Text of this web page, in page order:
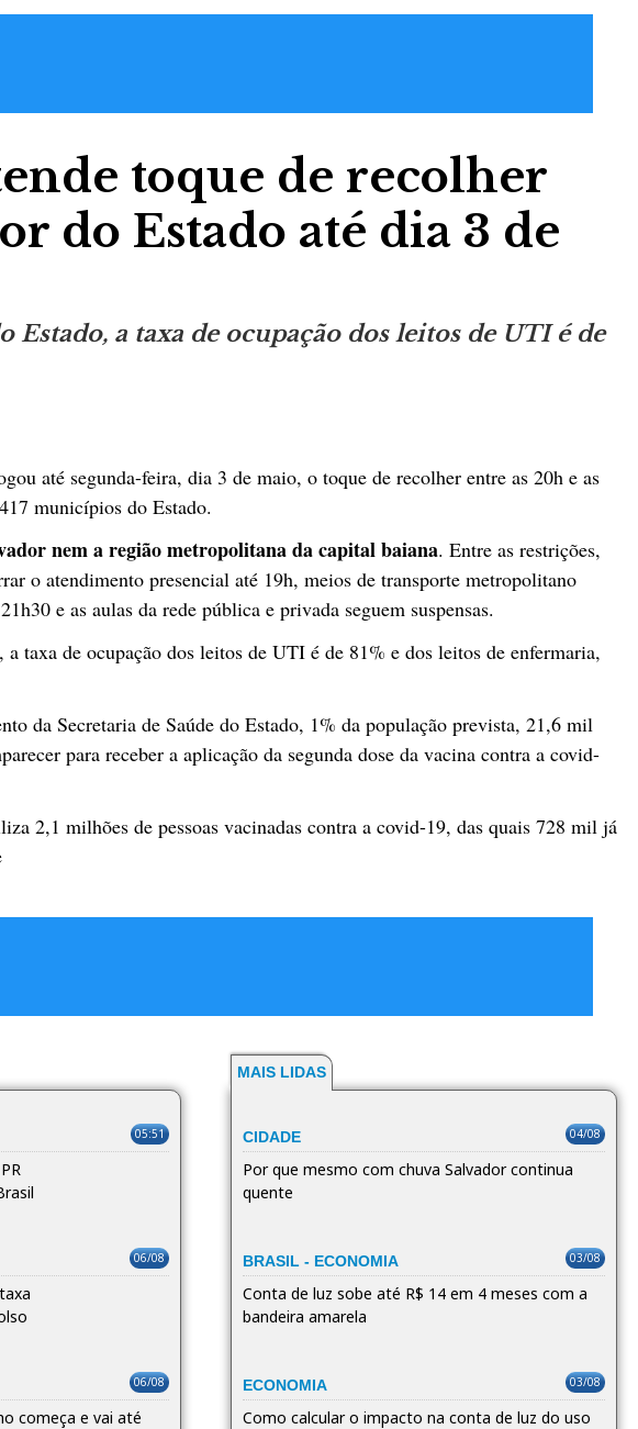
toque de recolher
do Estado até dia 3 de
Estado, a taxa de ocupação dos leitos de UTI é de
até segunda-feira, dia 3 de maio, o toque de recolher entre as 20h e as
municípios do Estado.
nem a região metropolitana da capital baiana. Entre as restrições,
o atendimento presencial até 19h, meios de transporte metropolitano
e as aulas da rede pública e privada seguem suspensas.
a taxa de ocupação dos leitos de UTI é de 81% e dos leitos de enfermaria,
da Secretaria de Saúde do Estado, 1% da população prevista, 21,6 mil
para receber a aplicação da segunda dose da vacina contra a covid-
2,1 milhões de pessoas vacinadas contra a covid-19, das quais 728 mil já
05:51
06/08
06/08
começa e vai até
MAIS LIDAS
CIDADE 04/08
Por que mesmo com chuva Salvador continua
quente
BRASIL - ECONOMIA 03/08
Conta de luz sobe até R$ 14 em 4 meses com a
bandeira amarela
ECONOMIA 03/08
Como calcular o impacto na conta de luz do uso